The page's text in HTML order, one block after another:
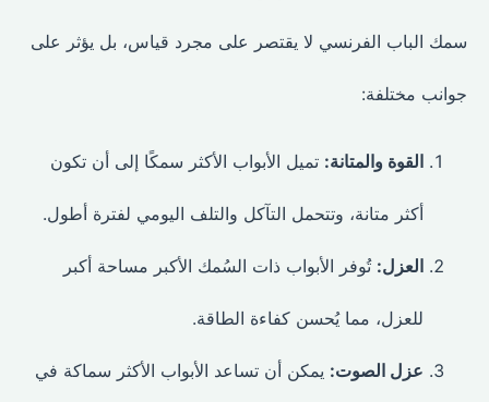
سمك الباب الفرنسي لا يقتصر على مجرد قياس، بل يؤثر على
جوانب مختلفة:
القوة والمتانة:تميل الأبواب الأكثر سمكًا إلى أن تكون
أكثر متانة، وتتحمل التآكل والتلف اليومي لفترة أطول.
العزل:تُوفر الأبواب ذات السُمك الأكبر مساحة أكبر
للعزل، مما يُحسن كفاءة الطاقة.
عزل الصوت:يمكن أن تساعد الأبواب الأكثر سماكة في